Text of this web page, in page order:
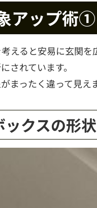
アップ術
えると安易に玄関
されています。
まったく違って見え
ックスの形